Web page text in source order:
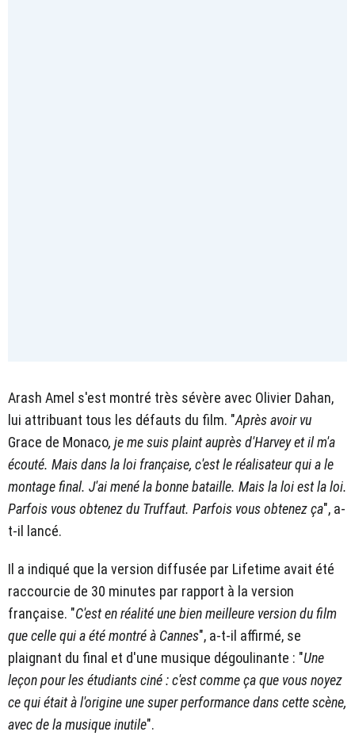
Arash Amel s'est montré très sévère avec Olivier Dahan,
lui attribuant tous les défauts du film. "Après avoir vu
Grace de Monaco, je me suis plaint auprès d'Harvey et il m'a
écouté. Mais dans la loi française, c'est le réalisateur qui a le
montage final. J'ai mené la bonne bataille. Mais la loi est la loi.
Parfois vous obtenez du Truffaut. Parfois vous obtenez ça", a-
t-il lancé.
Il a indiqué que la version diffusée par Lifetime avait été
raccourcie de 30 minutes par rapport à la version
française. "C'est en réalité une bien meilleure version du film
que celle qui a été montré à Cannes", a-t-il affirmé, se
plaignant du final et d'une musique dégoulinante : "Une
leçon pour les étudiants ciné : c'est comme ça que vous noyez
ce qui était à l'origine une super performance dans cette scène,
avec de la musique inutile".